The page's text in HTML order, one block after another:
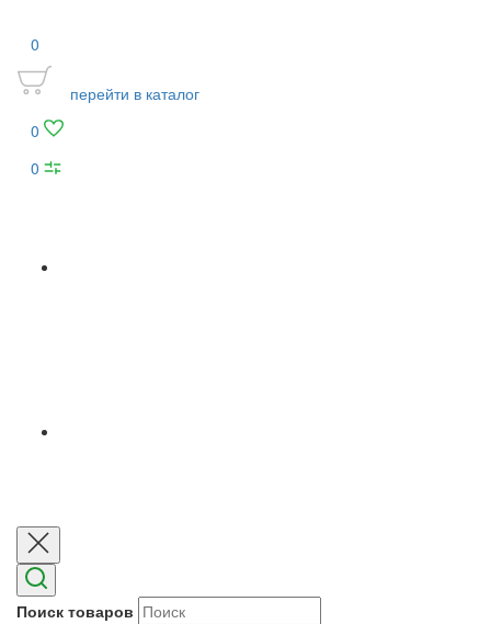
0
перейти в каталог
0
0
Поиск товаров